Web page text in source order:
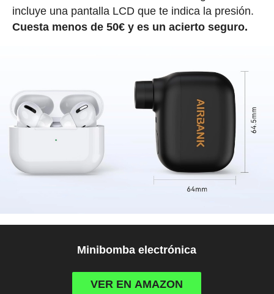
incluye una pantalla LCD que te indica la presión.
Cuesta menos de 50€ y es un acierto seguro.
Minibomba electrónica
VER EN AMAZON